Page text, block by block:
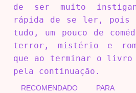
de ser muito
rápida de se ler, pois
tudo, um pouco de
terror, mistério e
que ao terminar o livro
pela continuação.
RECOMENDADO PARA